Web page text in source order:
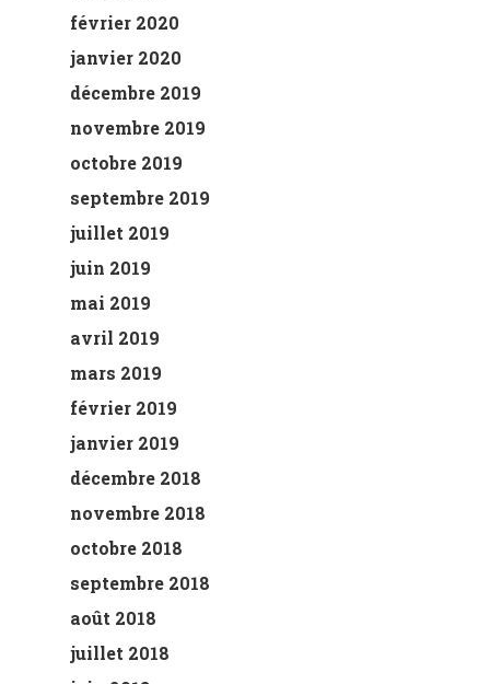
février 2020
janvier 2020
décembre 2019
novembre 2019
octobre 2019
septembre 2019
juillet 2019
juin 2019
mai 2019
avril 2019
mars 2019
février 2019
janvier 2019
décembre 2018
novembre 2018
octobre 2018
septembre 2018
août 2018
juillet 2018